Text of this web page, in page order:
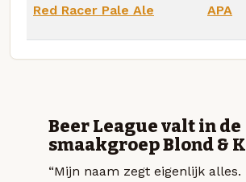
Red Racer Pale Ale APA
Beer League valt in de
smaakgroep Blond &
“Mijn naam zegt eigenlijk alles.